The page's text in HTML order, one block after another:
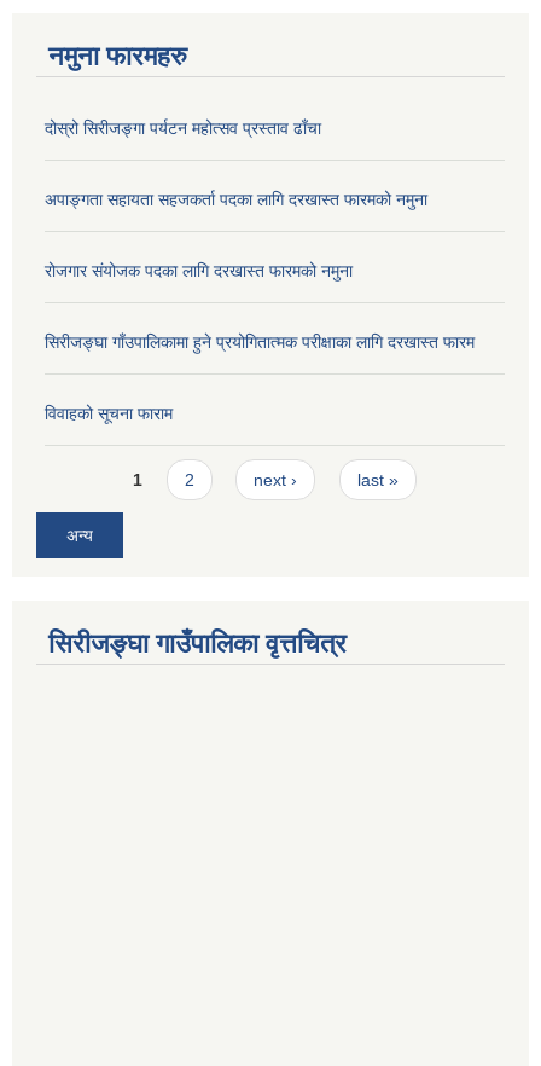
नमुना फारमहरु
दोस्रो सिरीजङ्गा पर्यटन महोत्सव प्रस्ताव ढाँचा
अपाङ्गता सहायता सहजकर्ता पदका लागि दरखास्त फारमको नमुना
रोजगार संयोजक पदका लागि दरखास्त फारमको नमुना
सिरीजङ्घा गाँउपालिकामा हुने प्रयोगितात्मक परीक्षाका लागि दरखास्त फारम
विवाहको सूचना फाराम
Pages1 2 next › last »
अन्य
सिरीजङ्घा गाउँपालिका वृत्तचित्र